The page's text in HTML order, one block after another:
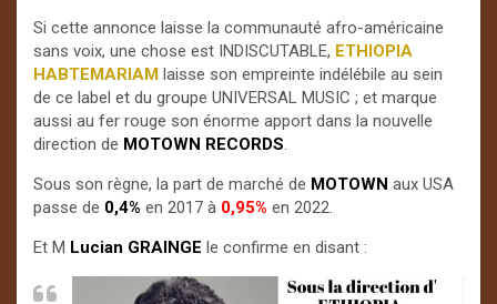
Si cette annonce laisse la communauté afro-américaine
sans voix, une chose est INDISCUTABLE, ETHIOPIA
HABTEMARIAM laisse son empreinte indélébile au sein
de ce label et du groupe UNIVERSAL MUSIC ; et marque
aussi au fer rouge son énorme apport dans la nouvelle
direction de MOTOWN RECORDS.
Sous son règne, la part de marché de MOTOWN aux USA
passe de 0,4% en 2017 à 0,95% en 2022.
Et M Lucian GRAINGE le confirme en disant :